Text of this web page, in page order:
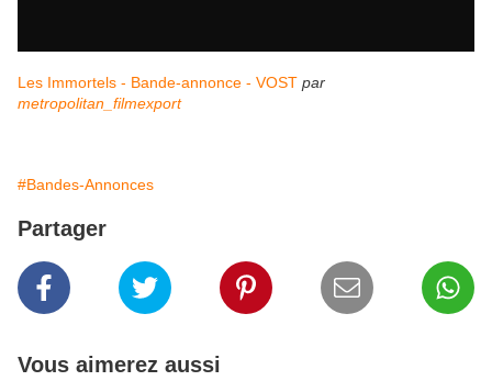
Les Immortels - Bande-annonce - VOST par
metropolitan_filmexport
#Bandes-Annonces
Partager
Vous aimerez aussi